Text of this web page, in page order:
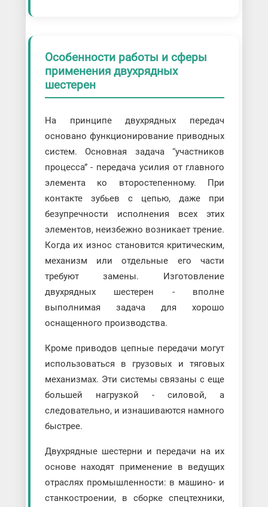
Особенности работы и сферы
применения двухрядных
шестерен
На принципе двухрядных передач
основано функционирование приводных
систем. Основная задача “участников
процесса” - передача усилия от главного
элемента ко второстепенному. При
контакте зубьев с цепью, даже при
безупречности исполнения всех этих
элементов, неизбежно возникает трение.
Когда их износ становится критическим,
механизм или отдельные его части
требуют замены. Изготовление
двухрядных шестерен - вполне
выполнимая задача для хорошо
оснащенного производства.
Кроме приводов цепные передачи могут
использоваться в грузовых и тяговых
механизмах. Эти системы связаны с еще
большей нагрузкой - силовой, а
следовательно, и изнашиваются намного
быстрее.
Двухрядные шестерни и передачи на их
основе находят применение в ведущих
отраслях промышленности: в машино- и
станкостроении, в сборке спецтехники,